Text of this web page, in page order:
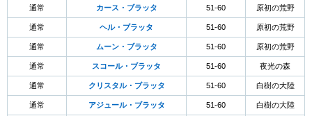
通常 カース・ブラッタ 51-60 原初の荒野
通常 ヘル・ブラッタ 51-60 原初の荒野
通常 ムーン・ブラッタ 51-60 原初の荒野
通常 スコール・ブラッタ 51-60 夜光の森
通常 クリスタル・ブラッタ 51-60 白樹の大陸
通常 アジュール・ブラッタ 51-60 白樹の大陸